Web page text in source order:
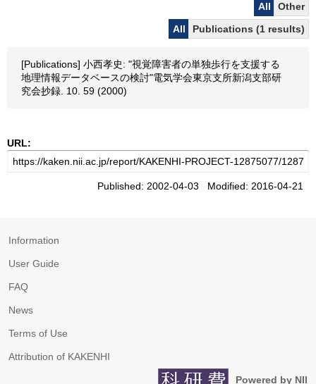
All
Other
All
Publications (1 results)
[Publications] 小西孝史: "視覚障害者の単独歩行を支援する
地理情報データベースの検討"電気学会東京支所新潟支部研
究会抄録. 10. 59 (2000)
URL:
Published: 2002-04-03 Modified: 2016-04-21
Information
User Guide
FAQ
News
Terms of Use
Attribution of KAKENHI
Powered by NII